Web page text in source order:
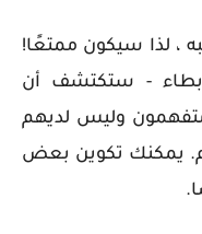
، لذا سيكون ممتعًا!
- ستكتشف أن
وليس لديهم
يمكنك تكوين بعض